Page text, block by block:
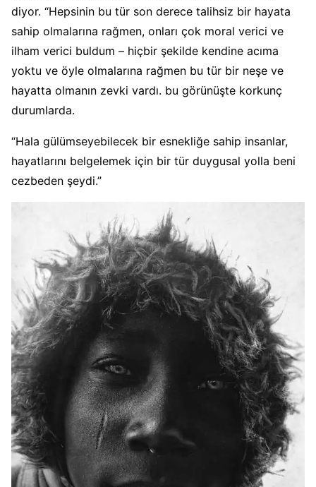
diyor. “Hepsinin bu tür son derece talihsiz bir hayata
sahip olmalarına rağmen, onları çok moral verici ve
ilham verici buldum – hiçbir şekilde kendine acıma
yoktu ve öyle olmalarına rağmen bu tür bir neşe ve
hayatta olmanın zevki vardı. bu görünüşte korkunç
durumlarda.
“Hala gülümseyebilecek bir esnekliğe sahip insanlar,
hayatlarını belgelemek için bir tür duygusal yolla beni
cezbeden şeydi.”